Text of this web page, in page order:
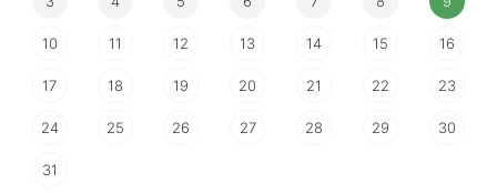
10 11 12 13 14 15 16
17 18 19 20 21 22 23
24 25 26 27 28 29 30
31